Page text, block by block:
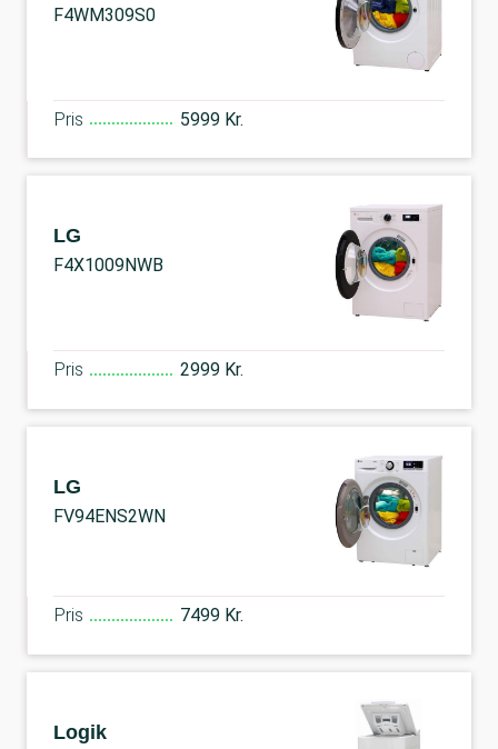
F4WM309S0
Pris 5999 Kr.
LG
F4X1009NWB
Pris 2999 Kr.
LG
FV94ENS2WN
Pris 7499 Kr.
Logik